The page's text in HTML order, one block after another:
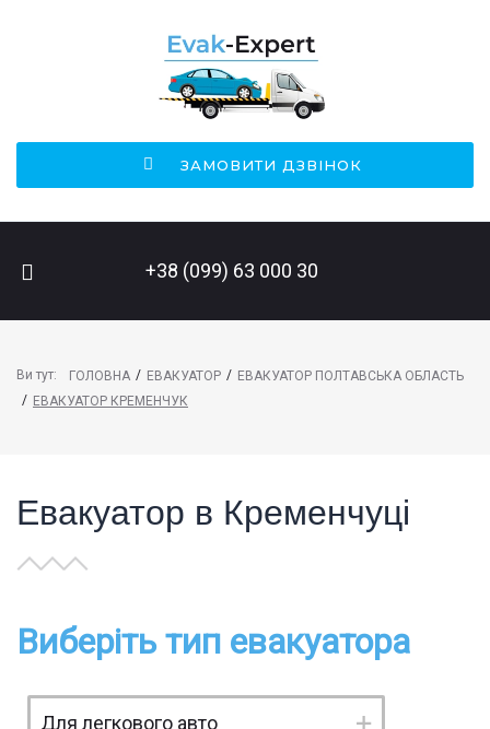
ЗАМОВИТИ ДЗВІНОК
+38 (099) 63 000 30
Ви тут: ГОЛОВНА / ЕВАКУАТОР / ЕВАКУАТОР ПОЛТАВСЬКА ОБЛАСТЬ
/ ЕВАКУАТОР КРЕМЕНЧУК
Евакуатор в Кременчуці
Виберіть тип евакуатора
ПОШУК НА САЙТІ